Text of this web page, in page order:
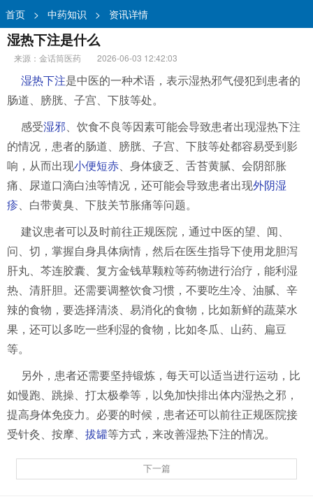
首页 > 中药知识 > 资讯详情
湿热下注是什么
来源：金话筒医药
2026-06-03 12:42:03
湿热下注是中医的一种术语，表示湿热邪气侵犯到患者的
肠道、膀胱、子宫、下肢等处。
感受湿邪 、饮食不良等因素可能会导致患者出现湿热下注
的情况，患者的肠道、膀胱、子宫、下肢等处都容易受到影
响，从而出现小便短赤 、身体疲乏、舌苔黄腻、会阴部胀
痛、尿道口滴白浊等情况，还可能会导致患者出现外阴湿
疹 、白带黄臭、下肢关节胀痛等问题。
建议患者可以及时前往正规医院，通过中医的望、闻、
问、切，掌握自身具体病情，然后在医生指导下使用龙胆泻
肝丸、芩连胶囊、复方金钱草颗粒等药物进行治疗，能利湿
热、清肝胆。还需要调整饮食习惯，不要吃生冷、油腻、辛
辣的食物，要选择清淡、易消化的食物，比如新鲜的蔬菜水
果，还可以多吃一些利湿的食物，比如冬瓜、山药、扁豆
等。
另外，患者还需要坚持锻炼，每天可以适当进行运动，比
如慢跑、跳操、打太极拳等，以免加快排出体内湿热之邪，
提高身体免疫力。必要的时候，患者还可以前往正规医院接
受针灸、按摩、 拔罐等方式，来改善湿热下注的情况。
下一篇